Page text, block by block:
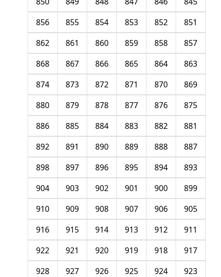
851
852
853
854
855
856
857
858
859
860
861
862
863
864
865
866
867
868
869
870
871
872
873
874
875
876
877
878
879
880
881
882
883
884
885
886
887
888
889
890
891
892
893
894
895
896
897
898
899
900
901
902
903
904
905
906
907
908
909
910
911
912
913
914
915
916
917
918
919
920
921
922
923
924
925
926
927
928